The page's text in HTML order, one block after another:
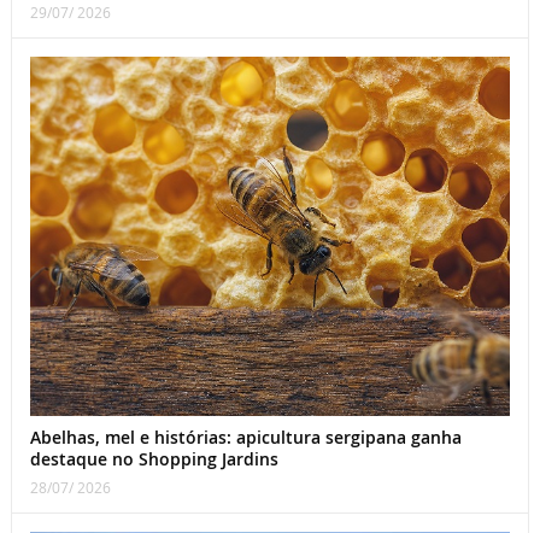
29/07/ 2026
Abelhas, mel e histórias: apicultura sergipana ganha
destaque no Shopping Jardins
28/07/ 2026